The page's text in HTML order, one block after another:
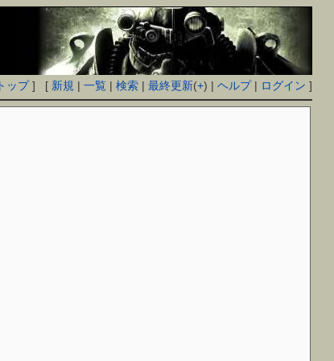
トップ] [ 新規 |一覧 |検索 |最終更新(+) |ヘルプ| ログイン ]